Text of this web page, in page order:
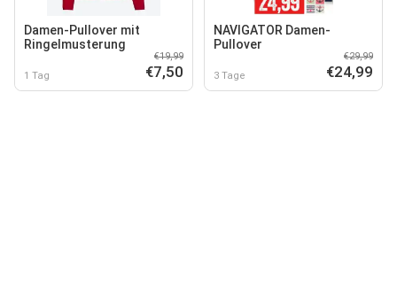
Damen-Pullover mit
Ringelmusterung
1 Tag
€19,99
€7,50
NAVIGATOR Damen-
Pullover
3 Tage
€29,99
€24,99